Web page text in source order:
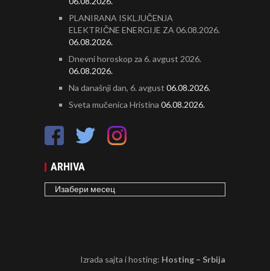
PLANIRANA ISKLJUČENJA
ELEKTRIČNE ENERGIJE ZA 06.08.2026.
06.08.2026.
Dnevni horoskop za 6. avgust 2026.
06.08.2026.
Na današnji dan, 6. avgust 06.08.2026.
Sveta mučenica Hristina 06.08.2026.
ARHIVA
ARHIVA
Izrada sajta i hosting: Hosting – Srbija